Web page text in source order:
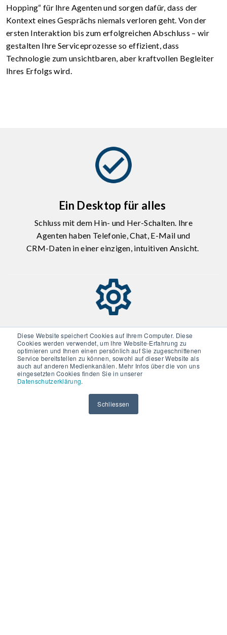
Diese Website speichert Cookies auf Ihrem Computer. Diese
Cookies werden verwendet, um Ihre Website-Erfahrung zu
optimieren und Ihnen einen persönlich auf Sie zugeschnittenen
Service bereitstellen zu können, sowohl auf dieser Website als
auch auf anderen Medienkanälen. Mehr Infos über die von uns
eingesetzten Cookies finden Sie in unserer
Datenschutzerklärung.
Schliessen
Hopping“ für Ihre Agenten und sorgen dafür, dass der
Kontext eines Gesprächs niemals verloren geht. Von der
ersten Interaktion bis zum erfolgreichen Abschluss – wir
gestalten Ihre Serviceprozesse so effizient, dass
Technologie zum unsichtbaren, aber kraftvollen Begleiter
Ihres Erfolgs wird.
Ein Desktop für alles
Schluss mit dem Hin- und Her-Schalten. Ihre
Agenten haben Telefonie, Chat, E-Mail und
CRM-Daten in einer einzigen, intuitiven Ansicht.
Vollständige Kundenhistorie
Jeder Mitarbeiter sieht sofort, was bisher
geschah. Keine unnötigen Wiederholungen für
den Kunden. Egal, über welchen Kanal er
kommt.